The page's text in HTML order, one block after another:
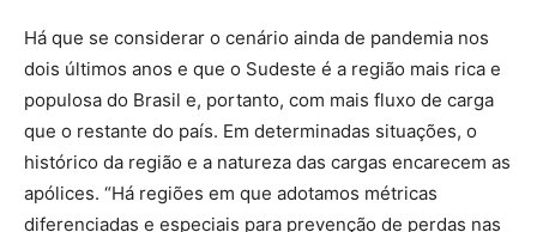
Há que se considerar o cenário ainda de pandemia nos
dois últimos anos e que o Sudeste é a região mais rica e
populosa do Brasil e, portanto, com mais fluxo de carga
que o restante do país. Em determinadas situações, o
histórico da região e a natureza das cargas encarecem as
apólices. “Há regiões em que adotamos métricas
diferenciadas e especiais para prevenção de perdas nas